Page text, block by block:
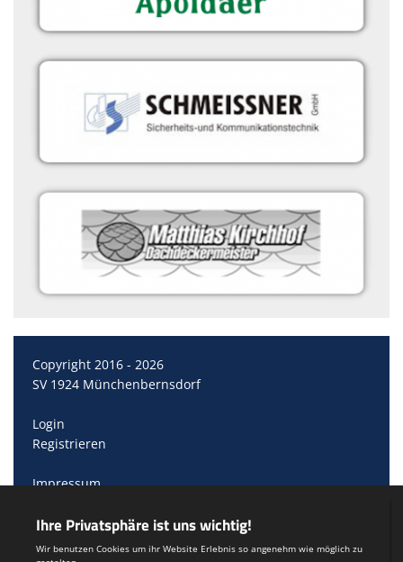
Copyright 2016 - 2026
SV 1924 Münchenbernsdorf
Login
Registrieren
Impressum
Teamsports 2